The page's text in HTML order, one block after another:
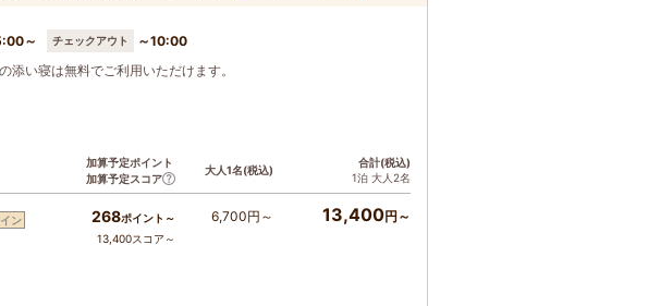
～ チェックアウト
～10:00
添い寝は無料でご利用いただけます。
加算予定ポイント
加算予定スコア
大人1名(税込)
合計(税込)
1泊 大人2名
ン 268ポイント～
13,400スコア～
6,700円～ 13,400円～